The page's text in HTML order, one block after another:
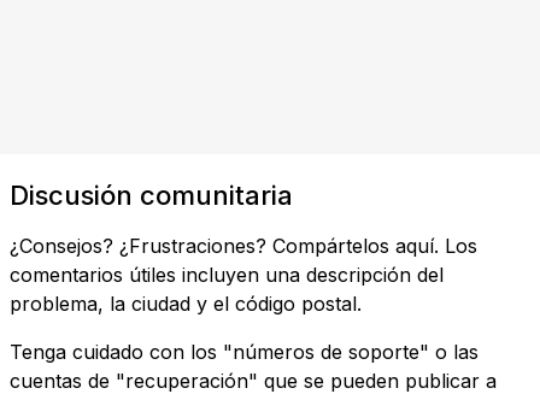
Discusión comunitaria
¿Consejos? ¿Frustraciones? Compártelos aquí. Los
comentarios útiles incluyen una descripción del
problema, la ciudad y el código postal.
Tenga cuidado con los "números de soporte" o las
cuentas de "recuperación" que se pueden publicar a